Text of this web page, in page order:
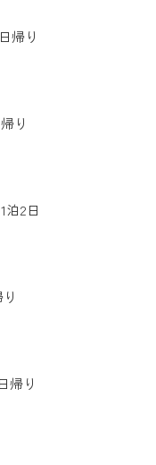
帰り
り
2日
帰り